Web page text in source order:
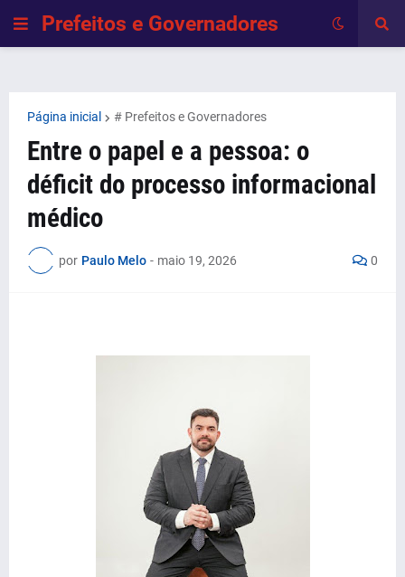
Prefeitos e Governadores
Página inicial # Prefeitos e Governadores
Entre o papel e a pessoa: o
déficit do processo informacional
médico
por Paulo Melo - maio 19, 2026 0